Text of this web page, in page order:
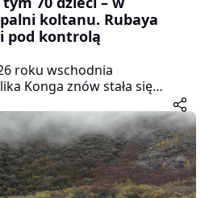
koltanu. Rubaya
pod kontrolą
roku wschodnia
Konga znów stała się
W Rubaya – największym
koltanu w kraju – po
potężne osuwisko, które
ludzi w nielegalnych,
w Kinszasie podał wstępny
w tym około 70 dzieci, oraz